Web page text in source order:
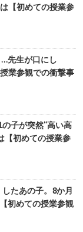
【初めての授業参
先生が口にし
業参観での衝撃事
子が突然“高い高
【初めての授業参
たあの子。8か月
初めての授業参観